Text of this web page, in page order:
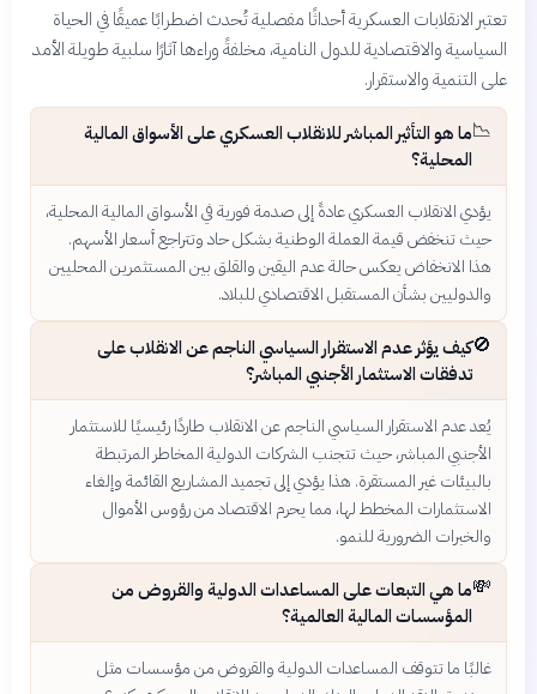
تعتبر الانقلابات العسكرية أحداثًا مفصلية تُحدث اضطرابًا عميقًا في الحياة
السياسية والاقتصادية للدول النامية، مخلفةً وراءها آثارًا سلبية طويلة الأمد
على التنمية والاستقرار.
📉ما هو التأثير المباشر للانقلاب العسكري على الأسواق المالية
المحلية؟
يؤدي الانقلاب العسكري عادةً إلى صدمة فورية في الأسواق المالية المحلية،
حيث تنخفض قيمة العملة الوطنية بشكل حاد وتتراجع أسعار الأسهم.
هذا الانخفاض يعكس حالة عدم اليقين والقلق بين المستثمرين المحليين
والدوليين بشأن المستقبل الاقتصادي للبلاد.
🚫كيف يؤثر عدم الاستقرار السياسي الناجم عن الانقلاب على
تدفقات الاستثمار الأجنبي المباشر؟
يُعد عدم الاستقرار السياسي الناجم عن الانقلاب طاردًا رئيسيًا للاستثمار
الأجنبي المباشر، حيث تتجنب الشركات الدولية المخاطر المرتبطة
بالبيئات غير المستقرة. هذا يؤدي إلى تجميد المشاريع القائمة وإلغاء
الاستثمارات المخطط لها، مما يحرم الاقتصاد من رؤوس الأموال
والخبرات الضرورية للنمو.
💸ما هي التبعات على المساعدات الدولية والقروض من
المؤسسات المالية العالمية؟
غالبًا ما تتوقف المساعدات الدولية والقروض من مؤسسات مثل